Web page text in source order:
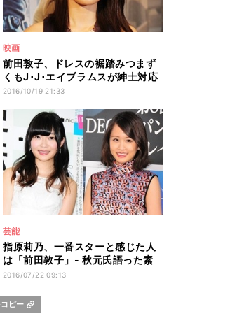
映画
前田敦子、ドレスの裾踏みつまず
くもJ･J･エイブラムスが紳士対応
2016/10/19 21:33
芸能
指原莉乃、一番スターと感じた人
は「前田敦子」- 秋元氏語った素
質も明かす
2016/07/22 09:13
ピー